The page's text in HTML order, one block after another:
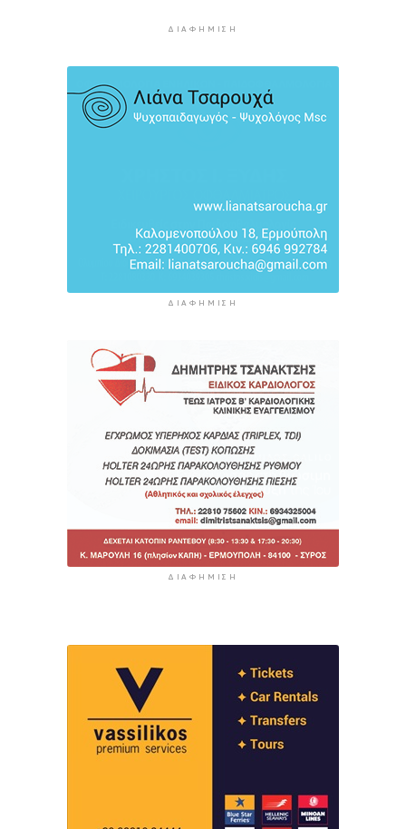
ΔΙΑΦΉΜΙΣΗ
ΔΙΑΦΉΜΙΣΗ
ΔΙΑΦΉΜΙΣΗ